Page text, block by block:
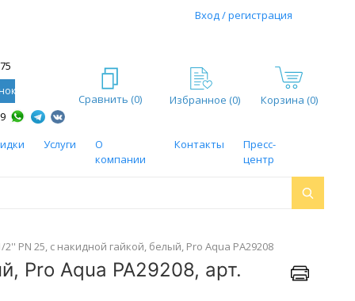
Вход / регистрация
Сравнить (0) Избранное (0) Корзина (0)
Услуги
О
компании
Контакты
Пресс-
центр
PN 25, с накидной гайкой, белый, Pro Aqua PA29208
Pro Aqua PA29208, арт.